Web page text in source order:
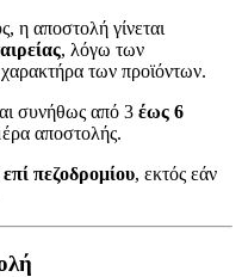
η αποστολή γίνεται
, λόγω των
των προϊόντων.
συνήθως από 3 έως 6
αποστολής.
επί πεζοδρομίου, εκτός εάν